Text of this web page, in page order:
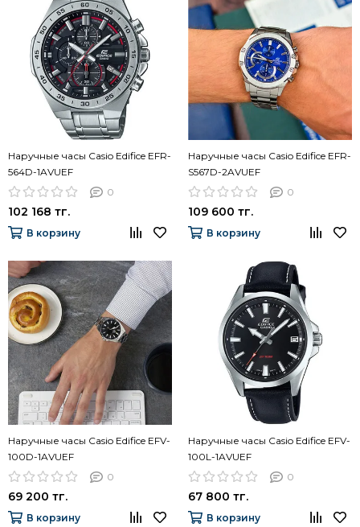
Наручные часы Casio Edifice EFR-
564D-1AVUEF
0
102 168 тг.
В корзину
Наручные часы Casio Edifice EFR-
S567D-2AVUEF
0
109 600 тг.
В корзину
Наручные часы Casio Edifice EFV-
100D-1AVUEF
0
69 200 тг.
В корзину
Наручные часы Casio Edifice EFV-
100L-1AVUEF
0
67 800 тг.
В корзину